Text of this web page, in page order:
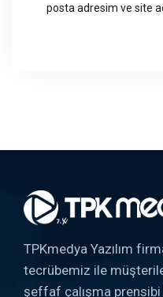
posta adresim ve site
TPKmedya Yazılım
tecrübemiz ile
şeffaf çalışma